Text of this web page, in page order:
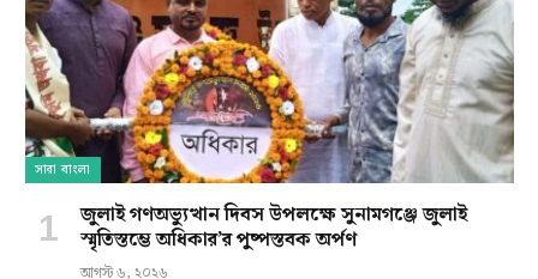
সারা বাংলা
জুলাই গণঅভ্যুত্থান দিবস উপলক্ষে সুনামগঞ্জে জুলাই
স্মৃতিস্তম্ভে অধিকার’র পুষ্পস্তবক অর্পণ
আগস্ট ৬, ২০২৬